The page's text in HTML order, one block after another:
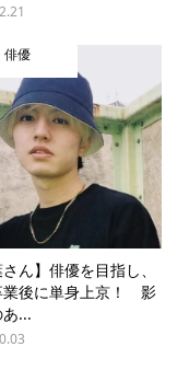
俳優
さん】俳優を目指し、
業後に単身上京！ 影
...